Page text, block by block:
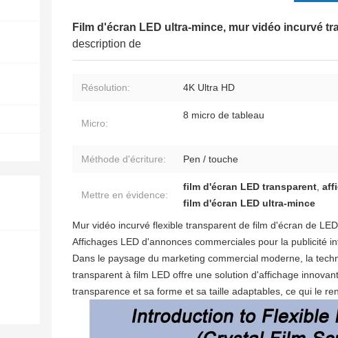
Film d'écran LED ultra-mince, mur vidéo incurvé
description de
Résolution: 4K Ultra HD
Micro:
8 micro de tableau
Méthode d'écriture: Pen / touche
Mettre en évidence:
film d'écran LED transparent,
film d'écran LED ultra-mince
Mur vidéo incurvé flexible transparent de film d'écran de LED
Affichages LED d'annonces commerciales pour la publicité
Dans le paysage du marketing commercial moderne, la
transparent à film LED offre une solution d'affichage
transparence et sa forme et sa taille adaptables, ce qui le